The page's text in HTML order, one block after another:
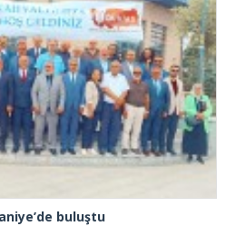
buluştu